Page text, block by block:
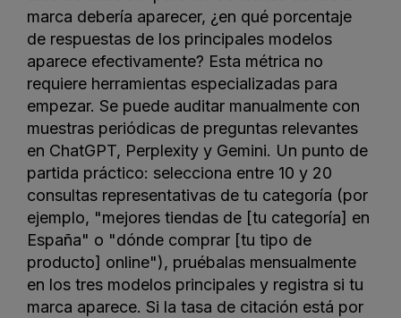
marca debería aparecer, ¿en qué porcentaje
de respuestas de los principales modelos
aparece efectivamente? Esta métrica no
requiere herramientas especializadas para
empezar. Se puede auditar manualmente con
muestras periódicas de preguntas relevantes
en ChatGPT, Perplexity y Gemini. Un punto de
partida práctico: selecciona entre 10 y 20
consultas representativas de tu categoría (por
ejemplo, "mejores tiendas de [tu categoría] en
España" o "dónde comprar [tu tipo de
producto] online"), pruébalas mensualmente
en los tres modelos principales y registra si tu
marca aparece. Si la tasa de citación está por